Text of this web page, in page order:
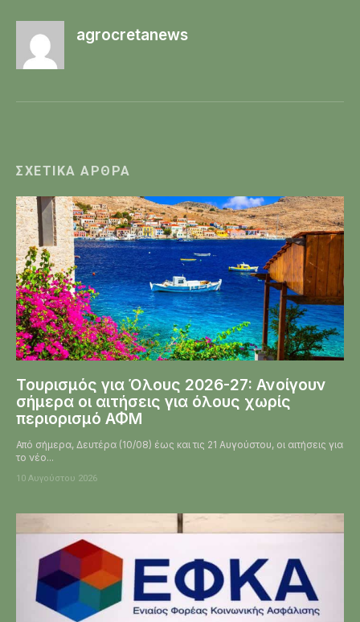
agrocretanews
ΣΧΕΤΙΚΆ ΆΡΘΡΑ
Τουρισμός για Όλους 2026-27: Ανοίγουν
σήμερα οι αιτήσεις για όλους χωρίς
περιορισμό ΑΦΜ
Από σήμερα, Δευτέρα (10/08) έως και τις 21 Αυγούστου, οι αιτήσεις για
το νέο...
10 Αυγούστου 2026